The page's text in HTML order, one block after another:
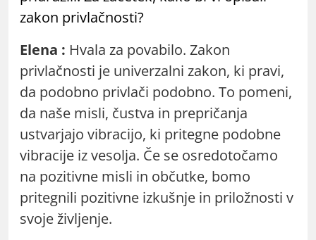
zakon privlačnosti?
Elena : Hvala za povabilo. Zakon
privlačnosti je univerzalni zakon, ki pravi,
da podobno privlači podobno. To pomeni,
da naše misli, čustva in prepričanja
ustvarjajo vibracijo, ki pritegne podobne
vibracije iz vesolja. Če se osredotočamo
na pozitivne misli in občutke, bomo
pritegnili pozitivne izkušnje in priložnosti v
svoje življenje.